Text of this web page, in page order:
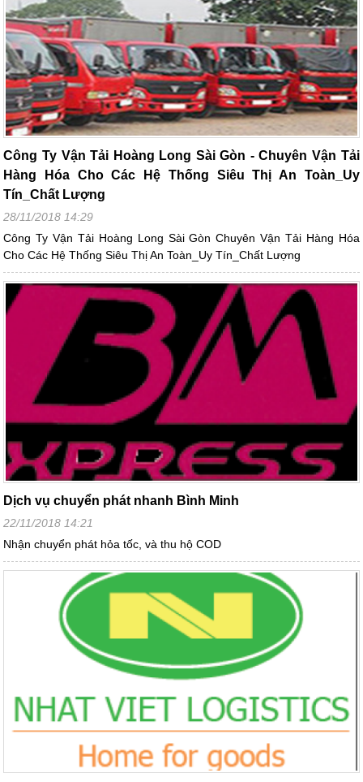
Công Ty Vận Tải Hoàng Long Sài Gòn - Chuyên Vận Tải
Hàng Hóa Cho Các Hệ Thống Siêu Thị An Toàn_Uy
Tín_Chất Lượng
28/11/2018 14:29
Công Ty Vận Tải Hoàng Long Sài Gòn Chuyên Vận Tải Hàng Hóa
Cho Các Hệ Thống Siêu Thị An Toàn_Uy Tín_Chất Lượng
Dịch vụ chuyển phát nhanh Bình Minh
22/11/2018 14:21
Nhận chuyển phát hỏa tốc, và thu hộ COD